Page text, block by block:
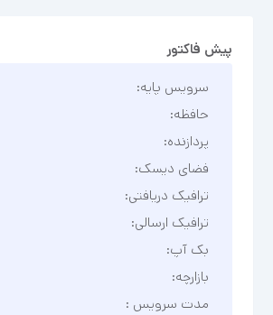
پیش فاکتور
سرویس پایه:
حافظه:
پردازنده:
فضای دیسک:
ترافیک دریافتی:
ترافیک ارسالی:
بک آپ:
بازارچه:
مدت سرویس :